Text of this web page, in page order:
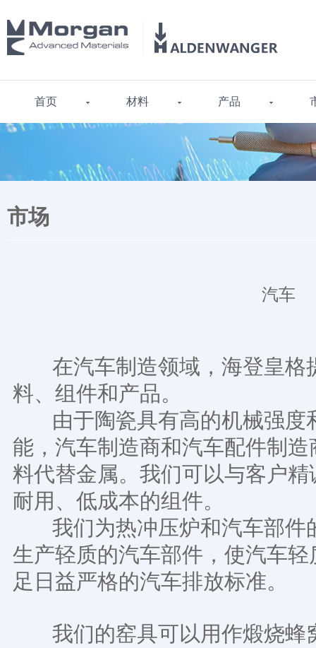
首页 材料 产品
市场
汽车
在汽车制造领域，海登皇格
料、组件和产品。
由于陶瓷具有高的机械强度
能，汽车制造商和汽车配件制
料代替金属。我们可以与客户
耐用、低成本的组件。
我们为热冲压炉和汽车部件
生产轻质的汽车部件，使汽车
足日益严格的汽车排放标准。
我们的窑具可以用作煅烧蜂